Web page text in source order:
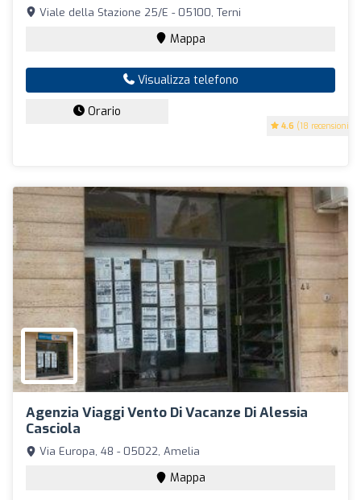
4.6 (18 recensioni)
Viale della Stazione 25/E - 05100, Terni
Mappa
Visualizza telefono
Orario
Agenzia Viaggi Vento Di Vacanze Di Alessia
Casciola
Via Europa, 48 - 05022, Amelia
Mappa